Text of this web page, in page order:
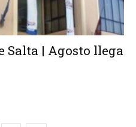
Salta | Agosto llega